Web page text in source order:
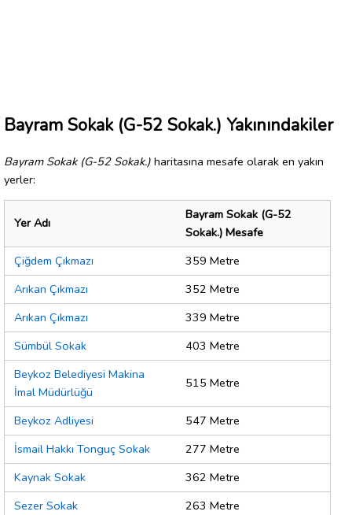
Bayram Sokak (G-52 Sokak.) Yakınındakiler
Bayram Sokak (G-52 Sokak.) haritasına mesafe olarak en yakın
yerler:
Yer Adı
Bayram Sokak (G-52
Sokak.) Mesafe
Çiğdem Çıkmazı
359 Metre
Arıkan Çıkmazı
352 Metre
Arıkan Çıkmazı
339 Metre
Sümbül Sokak
403 Metre
Beykoz Belediyesi Makina
İmal Müdürlüğü
515 Metre
Beykoz Adliyesi
547 Metre
İsmail Hakkı Tonguç Sokak
277 Metre
Kaynak Sokak
362 Metre
Sezer Sokak
263 Metre